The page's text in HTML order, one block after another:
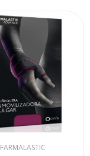
FARMALASTIC